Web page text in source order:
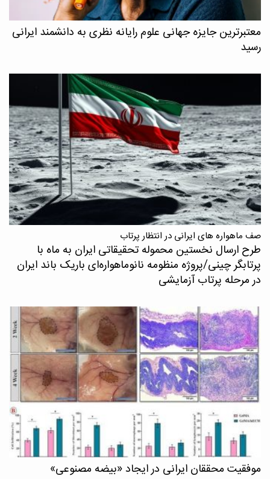
معتبرترین جایزه جهانی علوم رایانه نظری به دانشمند ایرانی
رسید
صف ماهواره های ایرانی در انتظار پرتاب
طرح ارسال نخستین محموله تحقیقاتی ایران به ماه با
پرتابگر چینی/پروژه منظومه نانوماهواره‌ای باریک باند ایران
در مرحله پرتاب آزمایشی
موفقیت محققان ایرانی در ایجاد «بیضه مصنوعی»